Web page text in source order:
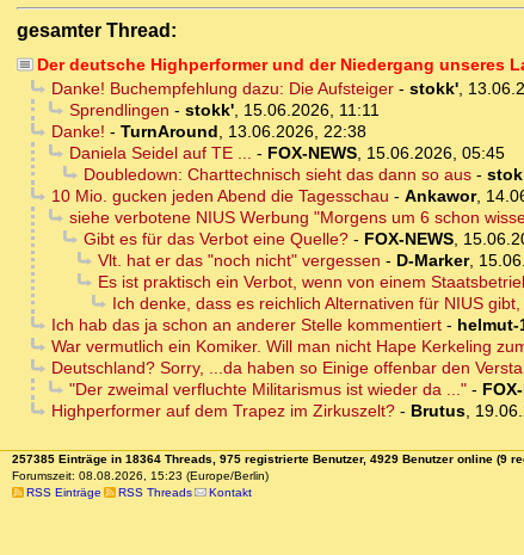
gesamter Thread:
Der deutsche Highperformer und der Niedergang unseres
Danke! Buchempfehlung dazu: Die Aufsteiger- stokk',
Sprendlingen - stokk', 15.06.2026, 11:11
Danke! - TurnAround, 13.06.2026, 22:38
Daniela Seidel auf TE ... - FOX-NEWS, 15.06.2026, 05:45
Doubledown: Charttechnisch sieht das dann so aus-
10 Mio. gucken jeden Abend die Tagesschau - Ankawor,
siehe verbotene NIUS Werbung "Morgens um 6 schon
Gibt es für das Verbot eine Quelle?- FOX-NEWS,
Vlt. hat er das "noch nicht" vergessen - D-Marker,
Es ist praktisch ein Verbot, wenn von einem
Ich denke, dass es reichlich Alternativen für NIUS
Ich hab das ja schon an anderer Stelle kommentiert- helmut-
War vermutlich ein Komiker. Will man nicht Hape Kerkeling
Deutschland? Sorry, ...da haben so Einige offenbar den
"Der zweimal verfluchte Militarismus ist wieder da ..."-
Highperformer auf dem Trapez im Zirkuszelt?- Brutus,
257385 Einträge in 18364 Threads, 975 registrierte Benutzer, 4929 Benutzer online (9
Forumszeit: 08.08.2026, 15:23 (Europe/Berlin)
RSS Einträge
RSS Threads Kontakt